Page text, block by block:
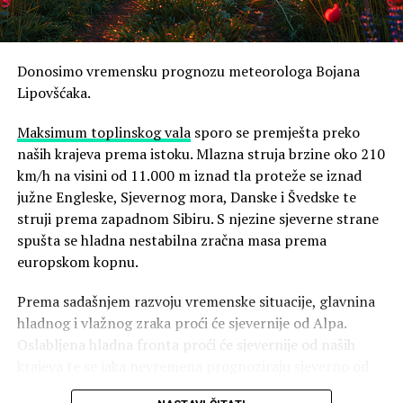
N1
Danas ćevrijeme biti promjenljivo, a na srednjem i
južnom Jadranu pretežno sunčano i vruće. U
sjeverozapadnim krajevima unutrašnjosti i na sjevernom
Jadranu umjereno do pretežno oblačno, uz jak razvoj
kumulusne naoblake. Grmljavinski pljuskovi i mahoviti
udari vjetra već prijepodne u Istri, na Kvarneru te u
premještati prema istoku tako da će do navečer zahvatiti
veći dio unutrašnjosti. Na sjevernom Jadranu zapuhat će
jaka, u podvelebitskom primorju na mahove i olujna
pri aktivnostima na moru. Najviše dnevne temperature u
Donosimo vremensku prognozu meteorologa Bojana
Lipovšćaka.
Maksimum toplinskog valasporo se premješta preko
naših krajeva prema istoku. Mlazna struja brzine oko 210
km/h na visini od 11.000 m iznad tla proteže se iznad
južne Engleske, Sjevernog mora, Danske i Švedske te
struji prema zapadnom Sibiru. S njezine sjeverne strane
spušta se hladna nestabilna zračna masa prema
europskom kopnu.
Prema sadašnjem razvoju vremenske situacije, glavnina
hladnog i vlažnog zraka proći će sjevernije od Alpa.
Oslabljena hladna fronta proći će sjevernije od naših
Alpa, nad Češkom, Poljskom i Slovačkom te nad